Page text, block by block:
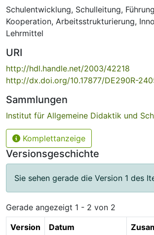
Schulentwicklung, Schulleitung,
Kooperation, Arbeitsstrukturierung,
Lehrmittel
URI
http://hdl.handle.net/2003/42218
http://dx.doi.org/10.17877/DE290R-
Sammlungen
Institut für Allgemeine Didaktik und
Komplettanzeige
Versionsgeschichte
Sie sehen gerade die Version 1 des
Gerade angezeigt 1 - 2 von 2
Version Datum